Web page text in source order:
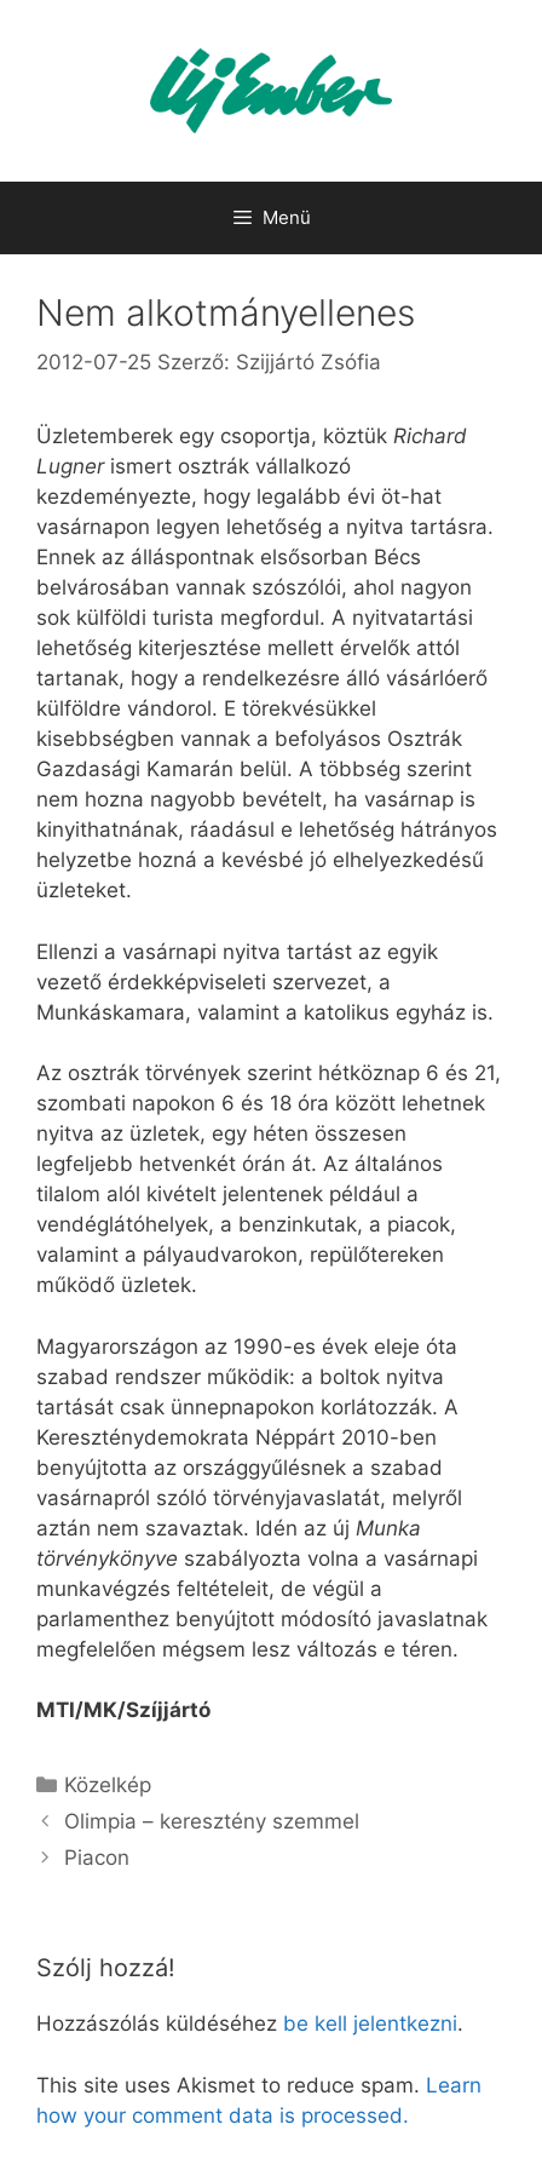
Menü
Nem alkotmányellenes
2012-07-25 Szerző: Szijjártó Zsófia
Üzletemberek egy csoportja, köztük Richard
Lugner ismert osztrák vállalkozó
kezdeményezte, hogy legalább évi öt-hat
vasárnapon legyen lehetőség a nyitva tartásra.
Ennek az álláspontnak elsősorban Bécs
belvárosában vannak szószólói, ahol nagyon
sok külföldi turista megfordul. A nyitvatartási
lehetőség kiterjesztése mellett érvelők attól
tartanak, hogy a rendelkezésre álló vásárlóerő
külföldre vándorol. E törekvésükkel
kisebbségben vannak a befolyásos Osztrák
Gazdasági Kamarán belül. A többség szerint
nem hozna nagyobb bevételt, ha vasárnap is
kinyithatnának, ráadásul e lehetőség hátrányos
helyzetbe hozná a kevésbé jó elhelyezkedésű
üzleteket.
Ellenzi a vasárnapi nyitva tartást az egyik
vezető érdekképviseleti szervezet, a
Munkáskamara, valamint a katolikus egyház is.
Az osztrák törvények szerint hétköznap 6 és 21,
szombati napokon 6 és 18 óra között lehetnek
nyitva az üzletek, egy héten összesen
legfeljebb hetvenkét órán át. Az általános
tilalom alól kivételt jelentenek például a
vendéglátóhelyek, a benzinkutak, a piacok,
valamint a pályaudvarokon, repülőtereken
működő üzletek.
Magyarországon az 1990-es évek eleje óta
szabad rendszer működik: a boltok nyitva
tartását csak ünnepnapokon korlátozzák. A
Kereszténydemokrata Néppárt 2010-ben
benyújtotta az országgyűlésnek a szabad
vasárnapról szóló törvényjavaslatát, melyről
aztán nem szavaztak. Idén az új Munka
törvénykönyve szabályozta volna a vasárnapi
munkavégzés feltételeit, de végül a
parlamenthez benyújtott módosító javaslatnak
megfelelően mégsem lesz változás e téren.
MTI/MK/Szíjjártó
Kategória
Közelkép
Olimpia – keresztény szemmel
Piacon
Szólj hozzá!
Hozzászólás küldéséhez be kell jelentkezni.
This site uses Akismet to reduce spam. Learn
how your comment data is processed.